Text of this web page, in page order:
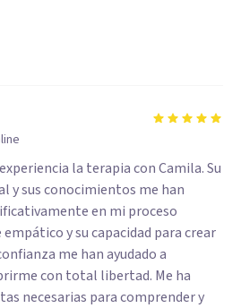
la terapia con Camila. Su
y sus conocimientos me han
en mi proceso
y su capacidad para crear
me han ayudado a
con total libertad. Me ha
necesarias para comprender y